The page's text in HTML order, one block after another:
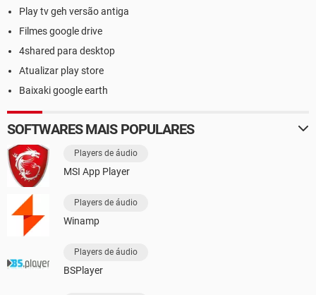
Play tv geh versão antiga
Filmes google drive
4shared para desktop
Atualizar play store
Baixaki google earth
SOFTWARES MAIS POPULARES
Players de áudio
MSI App Player
Players de áudio
Winamp
Players de áudio
BSPlayer